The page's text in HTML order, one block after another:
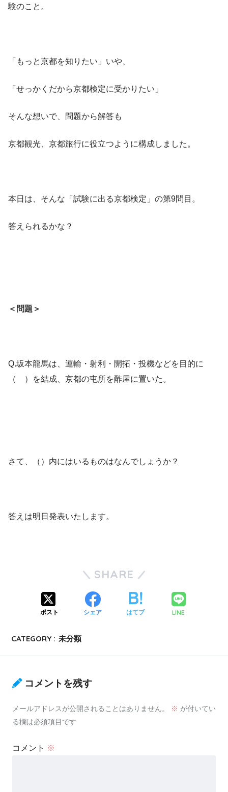
験のこと。
「もっと京都を知りたい」いや、
「せっかくだから京都検定に受かりたい」
そんな想いで、問題から解答も
京都観光、京都旅行に役立つように構成しました。
本日は、そんな「試験に出る京都検定」の第9問目。
答えられるかな？
＜問題＞
Q.坂本龍馬は、運輸・射利・開拓・投機などを目的に
（ ）を結成、京都の屯所を酢屋に置いた。
さて、（）内にはいるものはなんでしょうか？
答えは明日発表いたします。
SHARE
ポスト シェア はてブ LINE
CATEGORY : 未分類
コメントを残す
メールアドレスが公開されることはありません。 ※ が付いてい
る欄は必須項目です
コメント ※